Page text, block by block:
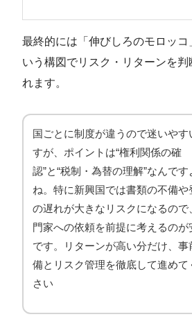
最終的には「伸びしろのモロッコ
いう構図でリスク・リターンを
れます。
国ごとに制度が違うので迷いやす
すが、ポイントは“権利関係の確
認”と“税制・為替の理解”なんです
ね。特に新興国では書類の不備や
の遅れが大きなリスクになるので
門家への依頼を前提に考えるのが
です。リターンが高い分だけ、事
備とリスク管理を徹底して進めて
さい